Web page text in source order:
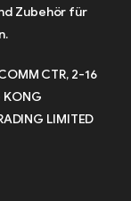
Zubehör für
CTR, 2-16
KONG
LIMITED